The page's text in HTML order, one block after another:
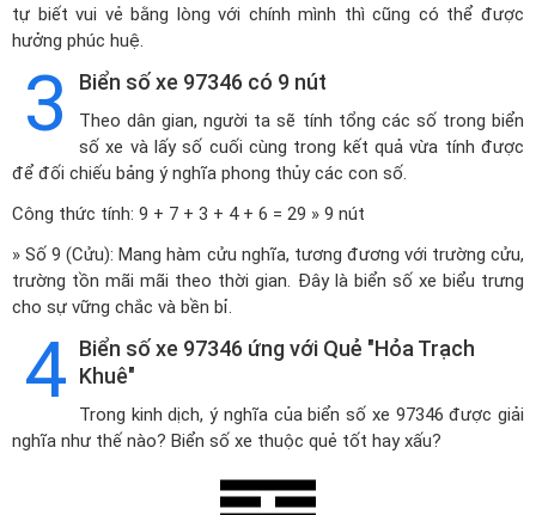
tự biết vui vẻ bằng lòng với chính mình thì cũng có thể được
hưởng phúc huệ.
3 Biển số xe 97346 có 9 nút
Theo dân gian, người ta sẽ tính tổng các số trong biển
số xe và lấy số cuối cùng trong kết quả vừa tính được
để đối chiếu bảng ý nghĩa phong thủy các con số.
Công thức tính: 9 + 7 + 3 + 4 + 6 = 29 » 9 nút
» Số 9 (Cửu): Mang hàm cửu nghĩa, tương đương với trường cửu,
trường tồn mãi mãi theo thời gian. Đây là biển số xe biểu trưng
cho sự vững chắc và bền bỉ.
4 Biển số xe 97346 ứng với Quẻ "Hỏa Trạch
Khuê"
Trong kinh dịch, ý nghĩa của biển số xe 97346 được giải
nghĩa như thế nào? Biển số xe thuộc quẻ tốt hay xấu?